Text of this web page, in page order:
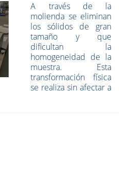
A través de la
molienda se eliminan
los sólidos de gran
tamaño y que
dificultan la
homogeneidad de la
muestra. Esta
transformación física
se realiza sin afectar a